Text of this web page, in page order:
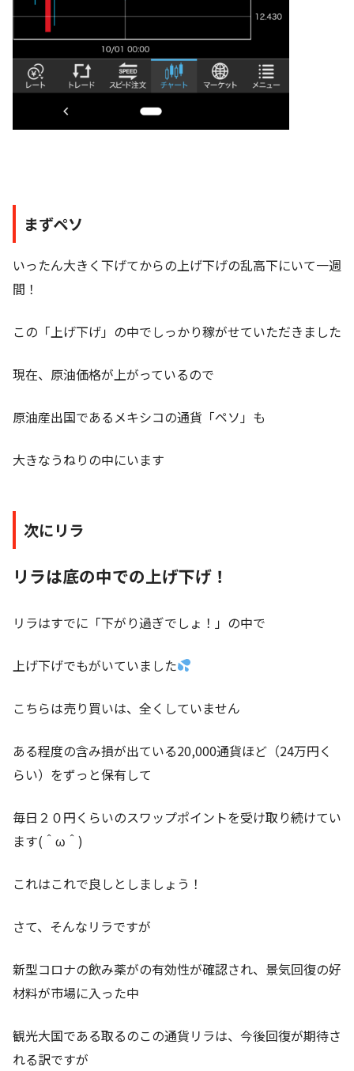
まずペソ
いったん大きく下げてからの上げ下げの乱高下にいて一週
間！
この「上げ下げ」の中でしっかり稼がせていただきました
現在、原油価格が上がっているので
原油産出国であるメキシコの通貨「ペソ」も
大きなうねりの中にいます
次にリラ
リラは底の中での上げ下げ！
リラはすでに「下がり過ぎでしょ！」の中で
上げ下げでもがいていました
こちらは売り買いは、全くしていません
ある程度の含み損が出ている20,000通貨ほど（24万円く
らい）をずっと保有して
毎日２０円くらいのスワップポイントを受け取り続けてい
ます(＾ω＾)
これはこれで良しとしましょう！
さて、そんなリラですが
新型コロナの飲み薬がの有効性が確認され、景気回復の好
材料が市場に入った中
観光大国である取るのこの通貨リラは、今後回復が期待さ
れる訳ですが